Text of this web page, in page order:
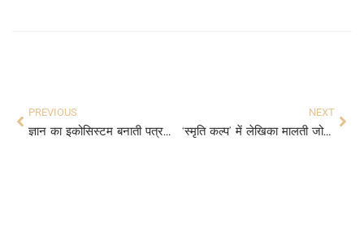
PREVIOUS
ज्ञान का इकोसिस्टम बनाती पत्रकारिता
NEXT
‘स्मृति कल्प’ में लेखिका मालती जोशी की याद